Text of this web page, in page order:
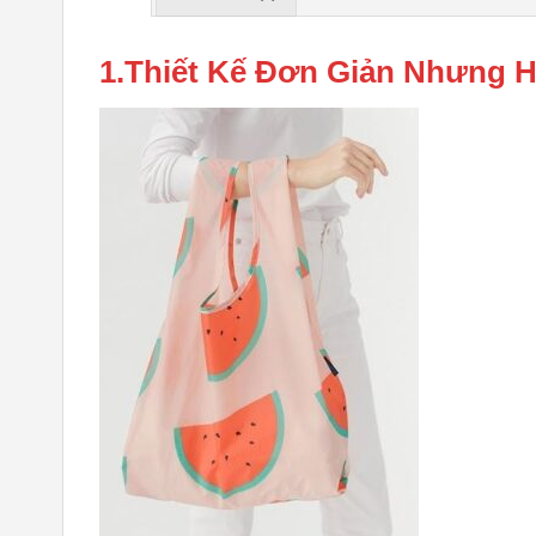
1.Thiết Kế Đơn Giản Nhưng